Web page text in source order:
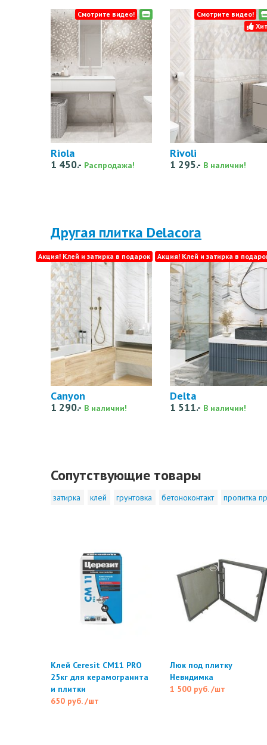
Riola
1 450.- Распродажа!
Смотрите видео!
Rivoli
1 295.- В наличии!
Смотрите видео!
Другая плитка Delacora
Canyon
1 290.- В наличии!
Акция! Клей и затирка в подарок
Delta
1 511.- В наличии!
Акция! Клей и затирка в
Сопутствующие товары
затирка клей грунтовка бетоноконтакт пропитка
Клей Ceresit CM11 PRO
25кг для керамогранита
и плитки
650 руб./шт
Люк под плитку
Невидимка
1 500 руб./шт